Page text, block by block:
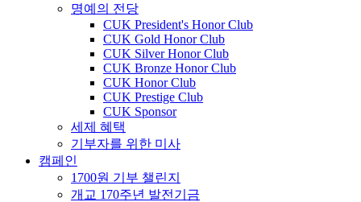
명예의 전당
CUK President's Honor Club
CUK Gold Honor Club
CUK Silver Honor Club
CUK Bronze Honor Club
CUK Honor Club
CUK Prestige Club
CUK Sponsor
세제 혜택
기부자를 위한 미사
캠페인
1700원 기부 챌린지
개교 170주년 발전기금